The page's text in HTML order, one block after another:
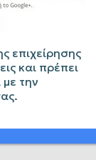
επιχείρησης
και πρέπει
την